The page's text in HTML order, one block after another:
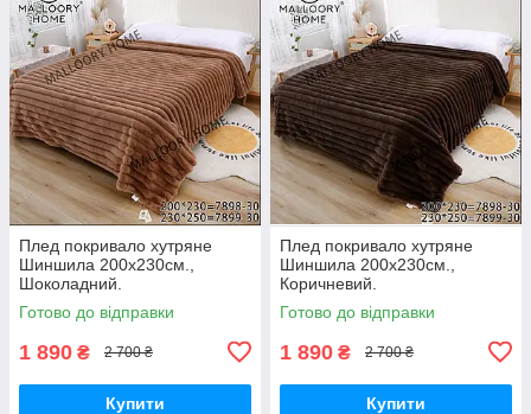
Плед покривало хутряне
Шиншила 200х230см.,
Шоколадний.
Готово до відправки
1 890 ₴ 2 700 ₴
Купити
Плед покривало хутряне
Шиншила 200х230см.,
Коричневий.
Готово до відправки
1 890 ₴ 2 700 ₴
Купити